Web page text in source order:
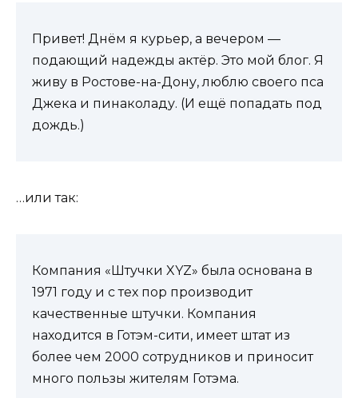
Привет! Днём я курьер, а вечером —
подающий надежды актёр. Это мой блог. Я
живу в Ростове-на-Дону, люблю своего пса
Джека и пинаколаду. (И ещё попадать под
дождь.)
…или так:
Компания «Штучки XYZ» была основана в
1971 году и с тех пор производит
качественные штучки. Компания
находится в Готэм-сити, имеет штат из
более чем 2000 сотрудников и приносит
много пользы жителям Готэма.